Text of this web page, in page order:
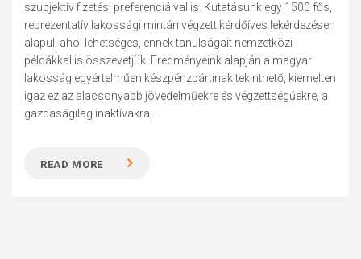
szubjektív fizetési preferenciáival is. Kutatásunk egy 1500 fős,
reprezentatív lakossági mintán végzett kérdőíves lekérdezésen
alapul, ahol lehetséges, ennek tanulságait nemzetközi
példákkal is összevetjük. Eredményeink alapján a magyar
lakosság egyértelműen készpénzpártinak tekinthető, kiemelten
igaz ez az alacsonyabb jövedelműekre és végzettségűekre, a
gazdaságilag inaktívakra,...
READ MORE